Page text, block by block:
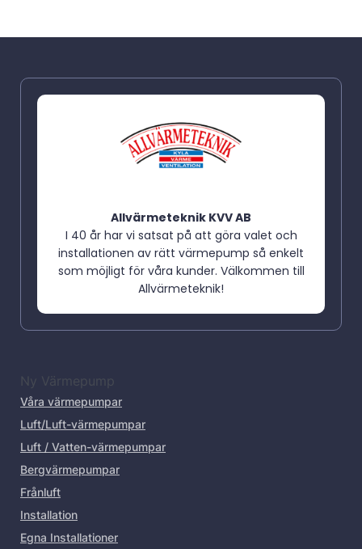
Allvärmeteknik KVV AB
I 40 år har vi satsat på att göra valet och
installationen av rätt värmepump så enkelt
som möjligt för våra kunder. Välkommen till
Allvärmeteknik!
Ny Värmepump
Våra värmepumpar
Luft/Luft-värmepumpar
Luft / Vatten-värmepumpar
Bergvärmepumpar
Frånluft
Installation
Egna Installationer